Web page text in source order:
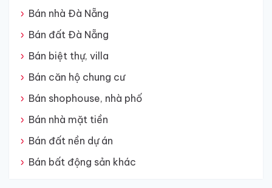
Bán nhà Đà Nẵng
Bán đất Đà Nẵng
Bán biệt thự, villa
Bán căn hộ chung cư
Bán shophouse, nhà phố
Bán nhà mặt tiền
Bán đất nền dự án
Bán bất động sản khác